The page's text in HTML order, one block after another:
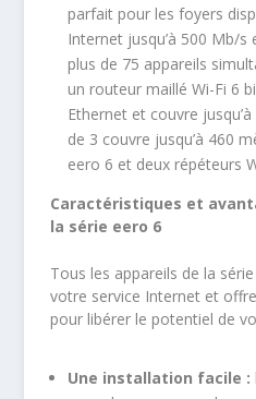
parfait pour les foyers
Internet jusqu’à 500 Mb/
plus de 75 appareils
un routeur maillé Wi-Fi 6
Ethernet et couvre
de 3 couvre jusqu’à 460
eero 6 et deux répéteurs
Caractéristiques et
la série eero 6
Tous les appareils de la
votre service Internet et
pour libérer le potentiel de
Une installation facile :